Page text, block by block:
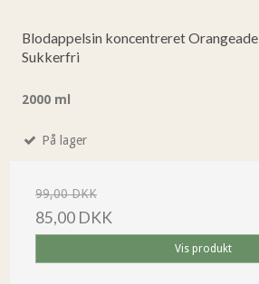
Blodappelsin koncentreret Orangeade
Sukkerfri
2000 ml
På lager
99,00 DKK
85,00 DKK
Vis produkt